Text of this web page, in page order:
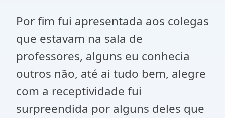
Por fim fui apresentada aos colegas
que estavam na sala de
professores, alguns eu conhecia
outros não, até ai tudo bem, alegre
com a receptividade fui
surpreendida por alguns deles que